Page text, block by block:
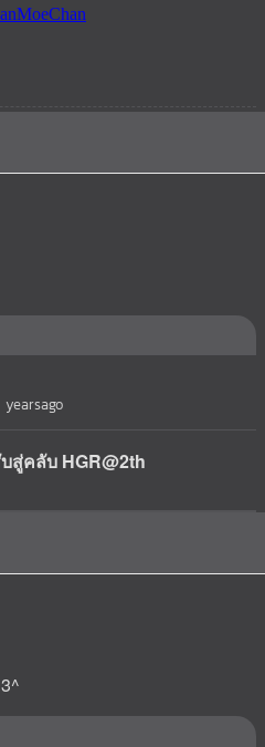
สู่คลับ HGR@2th